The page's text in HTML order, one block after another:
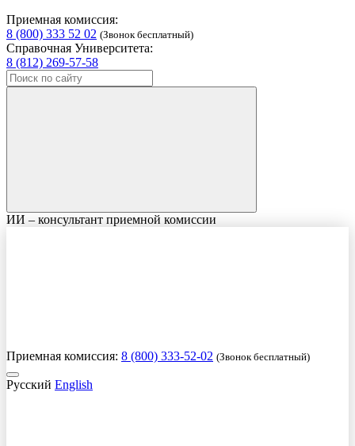
Приемная комиссия:
8 (800) 333 52 02 (Звонок бесплатный)
Справочная Университета:
8 (812) 269-57-58
ИИ – консультант приемной комиссии
Приемная комиссия: 8 (800) 333-52-02 (Звонок бесплатный)
Русский English